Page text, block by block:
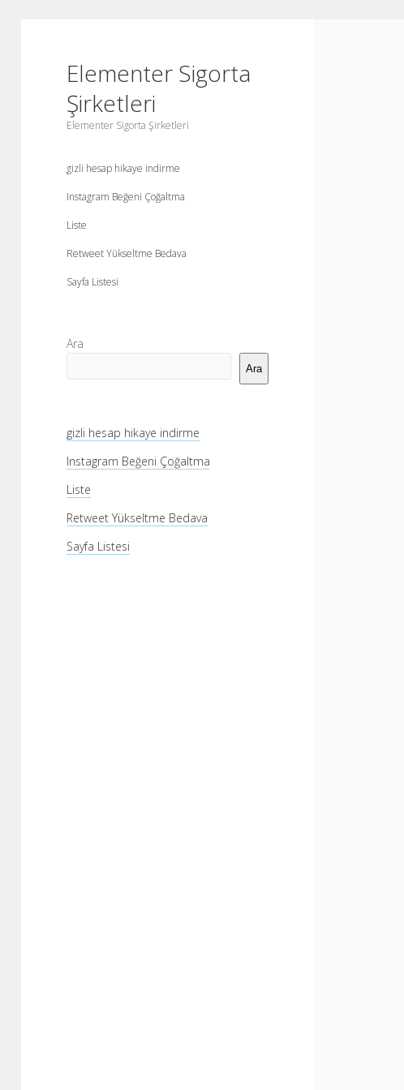
Elementer Sigorta
Şirketleri
Elementer Sigorta Şirketleri
gizli hesap hikaye indirme
Instagram Beğeni Çoğaltma
Liste
Retweet Yükseltme Bedava
Sayfa Listesi
Yan
Menü
Ara
Ara
gizli hesap hikaye indirme
Instagram Beğeni Çoğaltma
Liste
Retweet Yükseltme Bedava
Sayfa Listesi